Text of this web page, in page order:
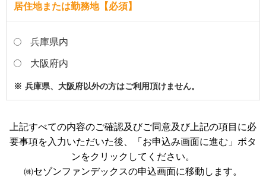
利用目的
談の受付のため
信託商品およびサービスをご利用いただく資格等の
確認のため
期日管理等、継続的なお取引きにおける管理のため
融資等のお申込や継続的なご利用等に際しての判断
のため
居住地または勤務地【必須】
兵庫県内
大阪府内
※ 兵庫県、大阪府以外の方はご利用頂けません。
上記すべての内容のご確認及びご同意及び上記の項目に必
要事項を入力いただいた後、「お申込み画面に進む」ボタ
ンをクリックしてください。
㈱セゾンファンデックスの申込画面に移動します。